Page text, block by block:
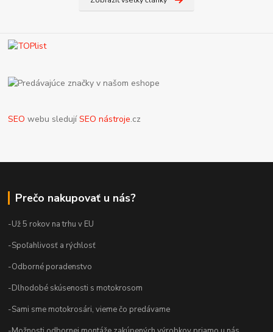
SEO webu sledujíSEO nástroje.cz
Prečo nakupovať u nás?
-Už 5 rokov na trhu v EU
-Spoľahlivosť a rýchlosť
-Odborné poradenstvo
-Dlhodobé skúsenosti s motokrosom
-Sami sme motokrosári, vieme čo predávame